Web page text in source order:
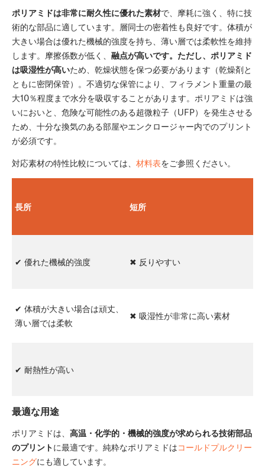
ポリアミドは非常に耐久性に優れた素材で、摩耗に強く、特に技
術的な部品に適しています。層同士の密着性も良好です。体積が
大きい場合は優れた機械的強度を持ち、薄い層では柔軟性を維持
します。摩擦係数が低く、 融点が高いです。ただし、ポリアミド
は吸湿性が高いため、乾燥状態を保つ必要があります（乾燥剤と
ともに密閉保管）。不適切な保管により、フィラメント重量の最
大10％程度まで水分を吸収することがあります。ポリアミドは強
いにおいと、危険な可能性のある超微粒子（UFP）を発生させる
ため、十分な換気のある部屋やエンクロージャー内でのプリント
が必須です。
対応素材の特性比較については、 材料表をご参照ください。
長所 短所
✔ 優れた機械的強度 ✖ 反りやすい
✔ 体積が大きい場合は頑丈、
薄い層では柔軟
✖ 吸湿性が非常に高い素材
✔ 耐熱性が高い
最適な用途
ポリアミドは、 高温・化学的・機械的強度が求められる技術部品
のプリントに最適です。純粋なポリアミドはコールドプルクリー
ニングにも適しています。